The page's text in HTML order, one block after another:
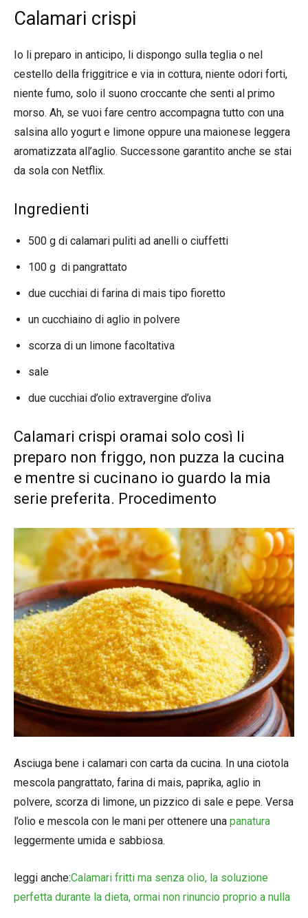
Calamari crispi
Io li preparo in anticipo, li dispongo sulla teglia o nel
cestello della friggitrice e via in cottura, niente odori forti,
niente fumo, solo il suono croccante che senti al primo
morso. Ah, se vuoi fare centro accompagna tutto con una
salsina allo yogurt e limone oppure una maionese leggera
aromatizzata all’aglio. Successone garantito anche se stai
da sola con Netflix.
Ingredienti
500 g di calamari puliti ad anelli o ciuffetti
100 g di pangrattato
due cucchiai di farina di mais tipo fioretto
un cucchiaino di aglio in polvere
scorza di un limone facoltativa
sale
due cucchiai d’olio extravergine d’oliva
Calamari crispi oramai solo così li
preparo non friggo, non puzza la cucina
e mentre si cucinano io guardo la mia
serie preferita. Procedimento
Asciuga bene i calamari con carta da cucina. In una ciotola
mescola pangrattato, farina di mais, paprika, aglio in
polvere, scorza di limone, un pizzico di sale e pepe. Versa
l’olio e mescola con le mani per ottenere una panatura
leggermente umida e sabbiosa.
leggi anche:Calamari fritti ma senza olio, la soluzione
perfetta durante la dieta, ormai non rinuncio proprio a nulla